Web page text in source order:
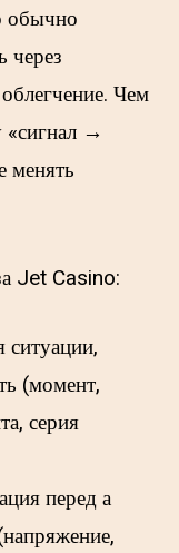
обычно
через
Чем
«сигнал →
менять
Jet Casino:
ситуации,
(момент,
серия
перед а